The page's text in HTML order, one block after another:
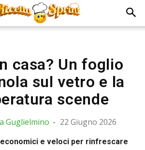
casa? Un foglio
sul vetro e la
scende
Guglielmino - 22 Giugno 2026
economici e veloci per rinfrescare